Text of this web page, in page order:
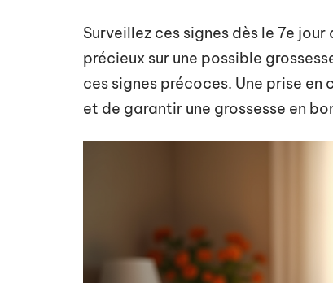
Surveillez ces signes dès le 7e
précieux sur une possible
ces signes précoces. Une prise
et de garantir une grossesse en